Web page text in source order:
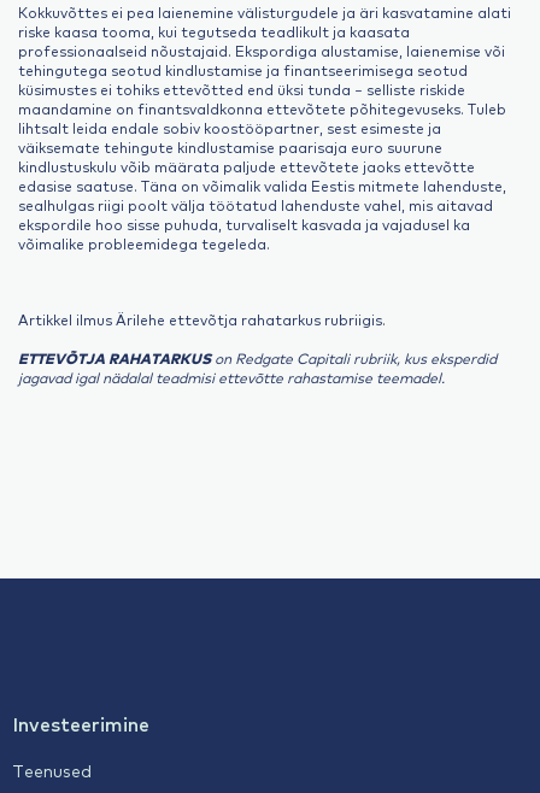
Kokkuvõttes ei pea laienemine välisturgudele ja äri kasvatamine alati
riske kaasa tooma, kui tegutseda teadlikult ja kaasata
professionaalseid nõustajaid. Ekspordiga alustamise, laienemise või
tehingutega seotud kindlustamise ja finantseerimisega seotud
küsimustes ei tohiks ettevõtted end üksi tunda – selliste riskide
maandamine on finantsvaldkonna ettevõtete põhitegevuseks. Tuleb
lihtsalt leida endale sobiv koostööpartner, sest esimeste ja
väiksemate tehingute kindlustamise paarisaja euro suurune
kindlustuskulu võib määrata paljude ettevõtete jaoks ettevõtte
edasise saatuse. Täna on võimalik valida Eestis mitmete lahenduste,
sealhulgas riigi poolt välja töötatud lahenduste vahel, mis aitavad
ekspordile hoo sisse puhuda, turvaliselt kasvada ja vajadusel ka
võimalike probleemidega tegeleda.
Artikkel ilmus Ärilehe ettevõtja rahatarkus rubriigis.
ETTEVÕTJA RAHATARKUSon Redgate Capitali rubriik, kus eksperdid
jagavad igal nädalal teadmisi ettevõtte rahastamise teemadel.
Investeerimine
Teenused